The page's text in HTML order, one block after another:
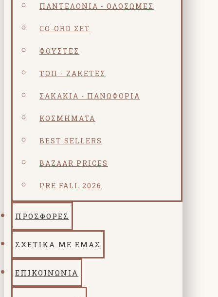
ΠΑΝΤΕΛΌΝΙΑ - ΟΛΌΣΩΜΕΣ
CO-ORD ΣΕΤ
ΦΟΎΣΤΕΣ
ΤΟΠ - ΖΑΚΈΤΕΣ
ΣΑΚΆΚΙΑ - ΠΑΝΩΦΌΡΙΑ
ΚΟΣΜΗΜΑΤΑ
BEST SELLERS
BAZAAR PRICES
PRE FALL 2026
ΠΡΟΣΦΟΡΕΣ
ΣΧΕΤΙΚΑ ΜΕ ΕΜΑΣ
ΕΠΙΚΟΙΝΩΝΙΑ